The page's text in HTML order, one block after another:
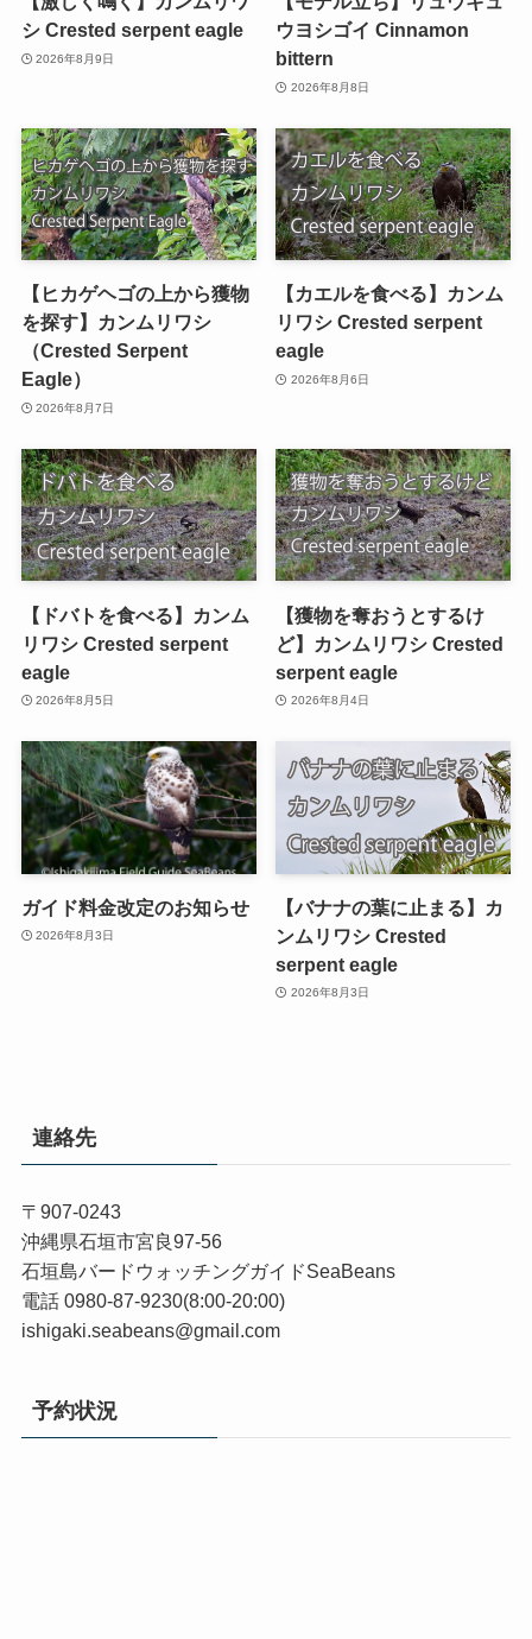
シ Crested serpent eagle
2026年8月9日
ウヨシゴイ Cinnamon
bittern
2026年8月8日
【ヒカゲヘゴの上から獲物
を探す】カンムリワシ
（Crested Serpent
Eagle）
2026年8月7日
【カエルを食べる】カンム
リワシ Crested serpent
eagle
2026年8月6日
【ドバトを食べる】カンム
リワシ Crested serpent
eagle
2026年8月5日
【獲物を奪おうとするけ
ど】カンムリワシ Crested
serpent eagle
2026年8月4日
ガイド料金改定のお知らせ
2026年8月3日
【バナナの葉に止まる】カ
ンムリワシ Crested
serpent eagle
2026年8月3日
連絡先
〒907-0243
沖縄県石垣市宮良97-56
石垣島バードウォッチングガイドSeaBeans
電話 0980-87-9230(8:00-20:00)
ishigaki.seabeans@gmail.com
予約状況